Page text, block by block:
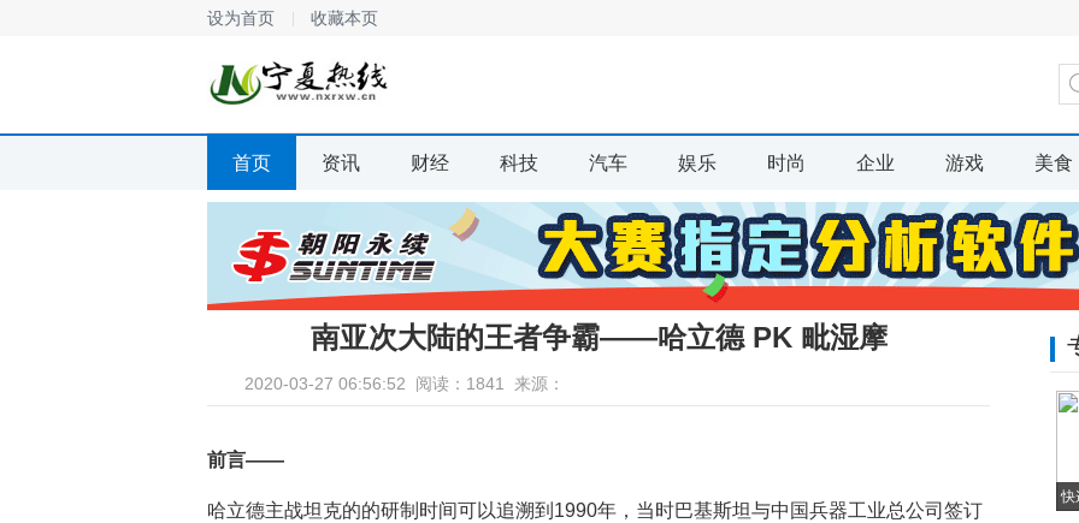
设为首页 收藏本页
首页 资讯 财经 科技 汽车 娱乐 时尚 企业 游戏 美食
南亚次大陆的王者争霸——哈立德 PK 毗湿摩
2020-03-27 06:56:52 阅读：1841 来源：
前言——
哈立德主战坦克的的研制时间可以追溯到1990年，当时巴基斯坦与中国兵器工业总公司签订
快